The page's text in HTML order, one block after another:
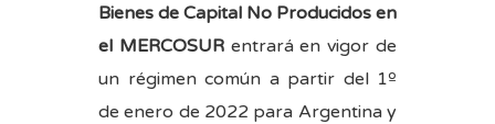
Bienes de Capital No Producidos en
el MERCOSURentrará en vigor de
un régimen común a partir del 1º
de enero de 2022 para Argentina y